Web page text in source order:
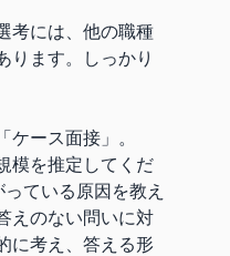
考には、他の職種
ります。しっかり
ース面接」。
模を推定してくだ
ている原因を教え
えのない問いに対
に考え、答える形